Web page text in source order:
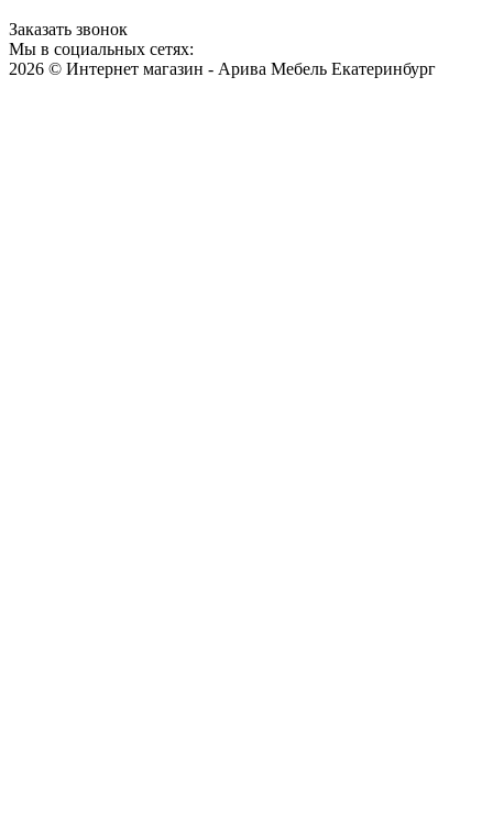
Заказать звонок
Мы в социальных сетях:
2026 © Интернет магазин - Арива Мебель Екатеринбург